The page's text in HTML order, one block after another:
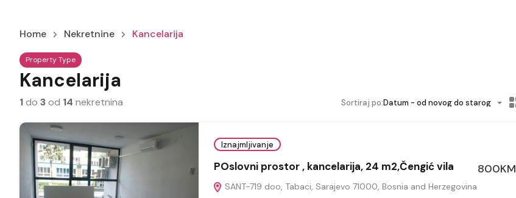
Home Nekretnine Kancelarija
Property Type
Kancelarija
1do 3od 14 nekretnina Sortiraj po:Datum - od novog do starog
Iznajmljivanje
POslovni prostor , kancelarija, 24 m2,Čengić vila
SANT-719 doo, Tabaci, Sarajevo 71000, Bosnia and Herzegovina
800KM